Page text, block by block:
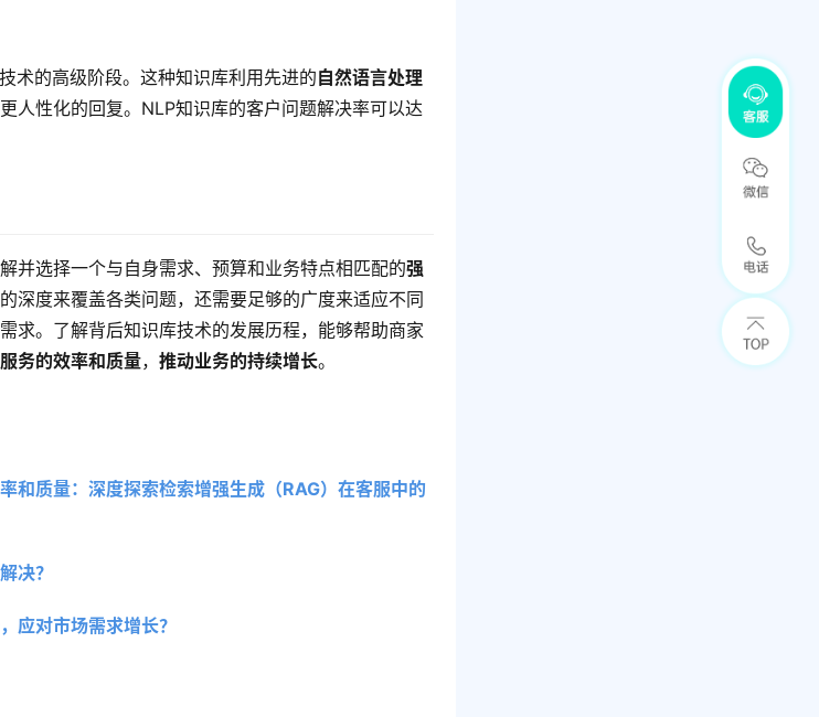
术的高级阶段。这种知识库利用先进的自然语言处理
人性化的回复。NLP知识库的客户问题解决率可以达
并选择一个与自身需求、预算和业务特点相匹配的强
深度来覆盖各类问题，还需要足够的广度来适应不同
求。了解背后知识库技术的发展历程，能够帮助商家
务的效率和质量，推动业务的持续增长。
和质量：深度探索检索增强生成（RAG）在客服中的
决？
应对市场需求增长？